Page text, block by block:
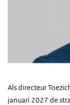
Als directeur
januari 2027 de